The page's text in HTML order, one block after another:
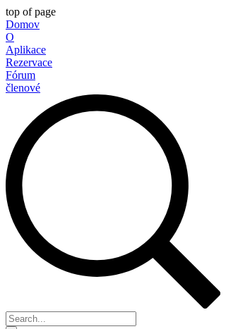
top of page
Domov
O
Aplikace
Rezervace
Fórum
členové